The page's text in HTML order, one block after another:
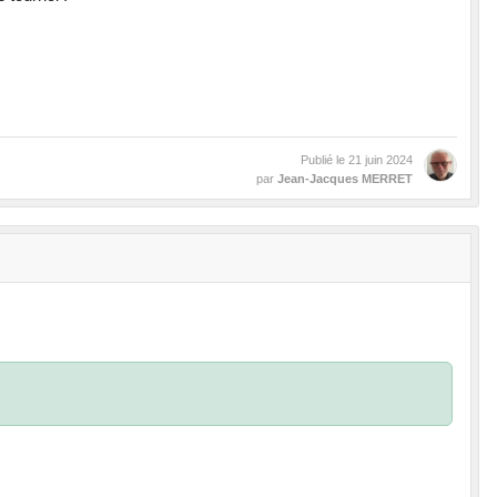
Publié le 21 juin 2024
par Jean-Jacques MERRET